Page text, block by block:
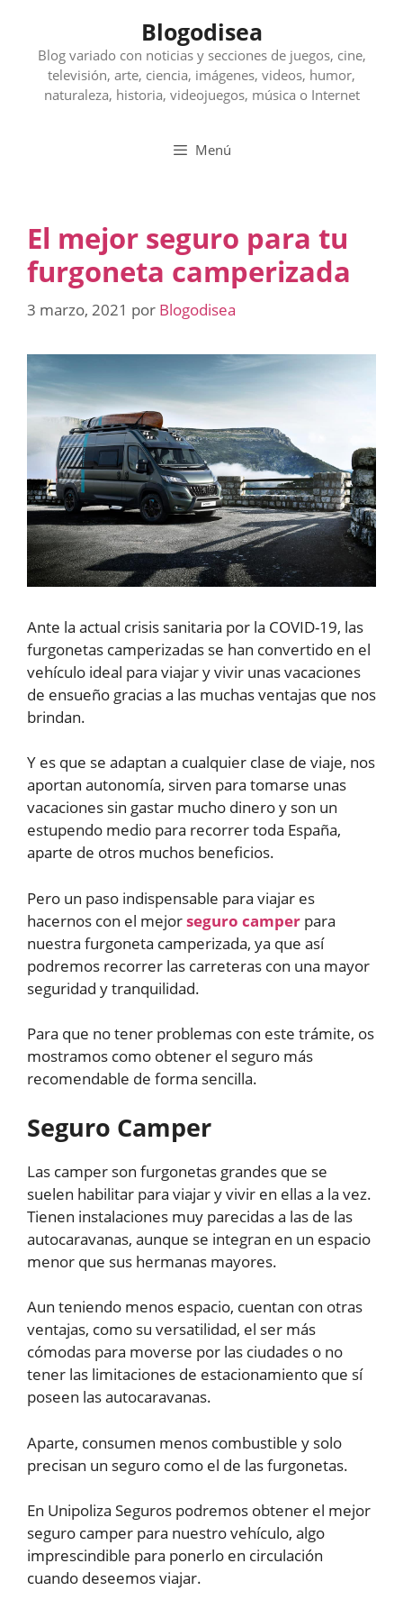
contenido
Blogodisea
Blog variado con noticias y secciones de juegos, cine,
televisión, arte, ciencia, imágenes, videos, humor,
naturaleza, historia, videojuegos, música o Internet
Menú
El mejor seguro para tu
furgoneta camperizada
3 marzo, 2021 por Blogodisea
Ante la actual crisis sanitaria por la COVID-19, las
furgonetas camperizadas se han convertido en el
vehículo ideal para viajar y vivir unas vacaciones
de ensueño gracias a las muchas ventajas que nos
brindan.
Y es que se adaptan a cualquier clase de viaje, nos
aportan autonomía, sirven para tomarse unas
vacaciones sin gastar mucho dinero y son un
estupendo medio para recorrer toda España,
aparte de otros muchos beneficios.
Pero un paso indispensable para viajar es
hacernos con el mejorseguro camper para
nuestra furgoneta camperizada, ya que así
podremos recorrer las carreteras con una mayor
seguridad y tranquilidad.
Para que no tener problemas con este trámite, os
mostramos como obtener el seguro más
recomendable de forma sencilla.
Seguro Camper
Las camper son furgonetas grandes que se
suelen habilitar para viajar y vivir en ellas a la vez.
Tienen instalaciones muy parecidas a las de las
autocaravanas, aunque se integran en un espacio
menor que sus hermanas mayores.
Aun teniendo menos espacio, cuentan con otras
ventajas, como su versatilidad, el ser más
cómodas para moverse por las ciudades o no
tener las limitaciones de estacionamiento que sí
poseen las autocaravanas.
Aparte, consumen menos combustible y solo
precisan un seguro como el de las furgonetas.
En Unipoliza Seguros podremos obtener el mejor
seguro camper para nuestro vehículo, algo
imprescindible para ponerlo en circulación
cuando deseemos viajar.